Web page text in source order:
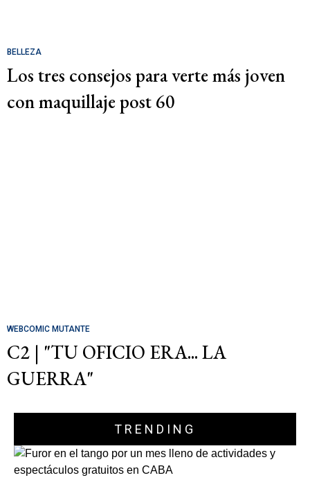
BELLEZA
Los tres consejos para verte más joven
con maquillaje post 60
WEBCOMIC MUTANTE
C2 | "TU OFICIO ERA... LA
GUERRA"
TRENDING